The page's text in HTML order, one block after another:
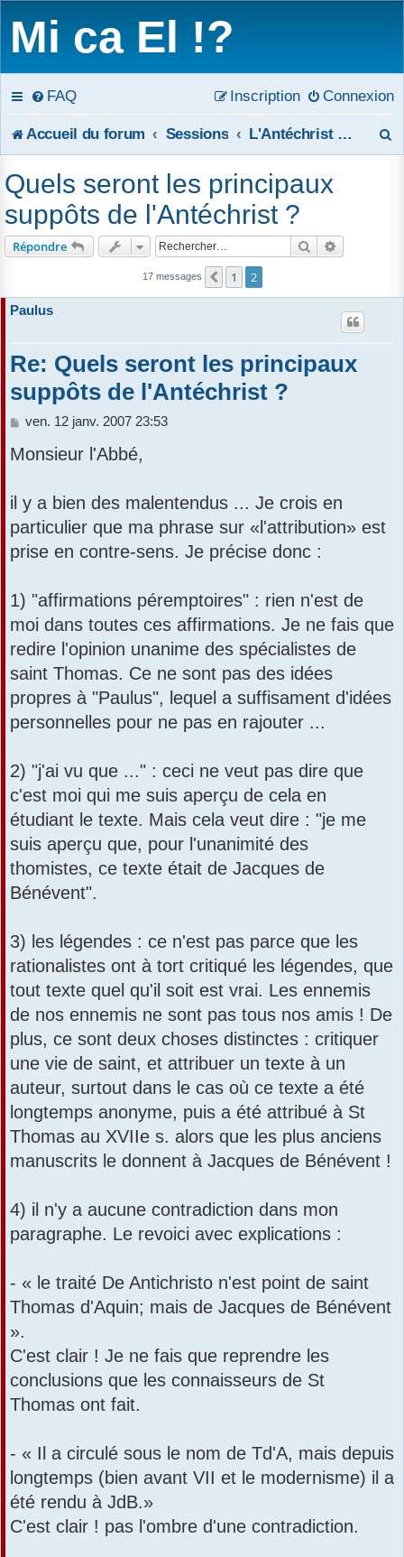
Mi ca El !?
FAQ Connexion
Inscription
Accueil du forum Sessions L'Antéchrist et les deux Témoins de l'Apocalypse
r
Quels seront les principaux
suppôts de l'Antéchrist ?
Répondre Rechercher
17 messages Précédent
1 2
Paulus
Re: Quels seront les principaux
suppôts de l'Antéchrist ?
M
s
g
e
ven. 12 janv. 2007 23:53
Monsieur l'Abbé,
il y a bien des malentendus ... Je crois en
particulier que ma phrase sur «l'attribution» est
prise en contre-sens. Je précise donc :
1) "affirmations péremptoires" : rien n'est de
moi dans toutes ces affirmations. Je ne fais que
redire l'opinion unanime des spécialistes de
saint Thomas. Ce ne sont pas des idées
propres à "Paulus", lequel a suffisament d'idées
personnelles pour ne pas en rajouter ...
2) "j'ai vu que ..." : ceci ne veut pas dire que
c'est moi qui me suis aperçu de cela en
étudiant le texte. Mais cela veut dire : "je me
suis aperçu que, pour l'unanimité des
thomistes, ce texte était de Jacques de
Bénévent".
3) les légendes : ce n'est pas parce que les
rationalistes ont à tort critiqué les légendes, que
tout texte quel qu'il soit est vrai. Les ennemis
de nos ennemis ne sont pas tous nos amis ! De
plus, ce sont deux choses distinctes : critiquer
une vie de saint, et attribuer un texte à un
auteur, surtout dans le cas où ce texte a été
longtemps anonyme, puis a été attribué à St
Thomas au XVIIe s. alors que les plus anciens
manuscrits le donnent à Jacques de Bénévent !
4) il n'y a aucune contradiction dans mon
paragraphe. Le revoici avec explications :
- « le traité De Antichristo n'est point de saint
Thomas d'Aquin; mais de Jacques de Bénévent
».
C'est clair ! Je ne fais que reprendre les
conclusions que les connaisseurs de St
Thomas ont fait.
- « Il a circulé sous le nom de Td'A, mais depuis
longtemps (bien avant VII et le modernisme) il a
été rendu à JdB.»
C'est clair ! pas l'ombre d'une contradiction.